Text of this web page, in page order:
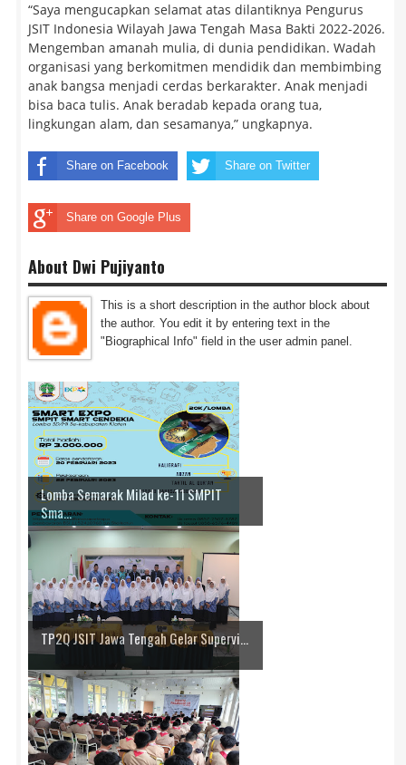
“Saya mengucapkan selamat atas dilantiknya Pengurus
JSIT Indonesia Wilayah Jawa Tengah Masa Bakti 2022-2026.
Mengemban amanah mulia, di dunia pendidikan. Wadah
organisasi yang berkomitmen mendidik dan membimbing
anak bangsa menjadi cerdas berkarakter. Anak menjadi
bisa baca tulis. Anak beradab kepada orang tua,
lingkungan alam, dan sesamanya,” ungkapnya.
Share on Facebook Share on Twitter
Share on Google Plus
About Dwi Pujiyanto
This is a short description in the author block about
the author. You edit it by entering text in the
"Biographical Info" field in the user admin panel.
Lomba Semarak Milad ke-11 SMPIT
Sma...
TP2Q JSIT Jawa Tengah Gelar Supervi...